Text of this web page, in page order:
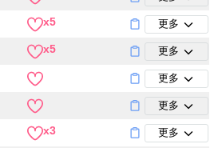
x5 更多
x5 更多
更多
更多
x3 更多